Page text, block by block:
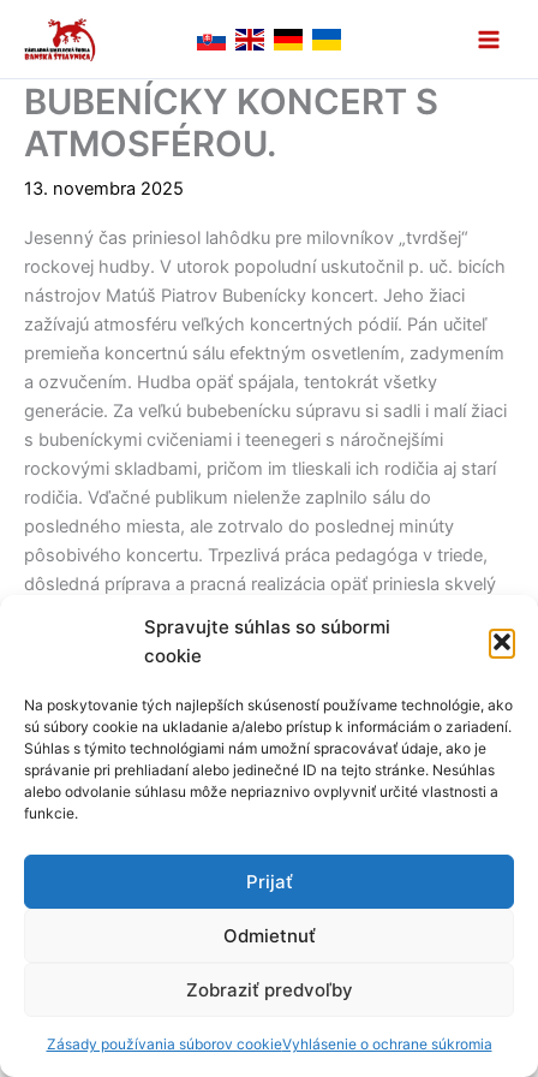
Spravujte súhlas so súbormi
cookie
Na poskytovanie tých najlepších skúseností používame technológie, ako
sú súbory cookie na ukladanie a/alebo prístup k informáciám o zariadení.
Súhlas s týmito technológiami nám umožní spracovávať údaje, ako je
správanie pri prehliadaní alebo jedinečné ID na tejto stránke. Nesúhlas
alebo odvolanie súhlasu môže nepriaznivo ovplyvniť určité vlastnosti a
funkcie.
Prijať
Odmietnuť
Zobraziť predvoľby
Zásady používania súborov cookieVyhlásenie o ochrane súkromia
BUBENÍCKY KONCERT S
ATMOSFÉROU.
13. novembra 2025
Jesenný čas priniesol lahôdku pre milovníkov „tvrdšej“
rockovej hudby. V utorok popoludní uskutočnil p. uč. bicích
nástrojov Matúš Piatrov Bubenícky koncert. Jeho žiaci
zažívajú atmosféru veľkých koncertných pódií. Pán učiteľ
premieňa koncertnú sálu efektným osvetlením, zadymením
a ozvučením. Hudba opäť spájala, tentokrát všetky
generácie. Za veľkú bubebenícku súpravu si sadli i malí žiaci
s bubeníckymi cvičeniami i teenegeri s náročnejšími
rockovými skladbami, pričom im tlieskali ich rodičia aj starí
rodičia. Vďačné publikum nielenže zaplnilo sálu do
posledného miesta, ale zotrvalo do poslednej minúty
pôsobivého koncertu. Trpezlivá práca pedagóga v triede,
dôsledná príprava a pracná realizácia opäť priniesla skvelý
← Predchádzajúci článok Ďalší článok→
© 2023-2026 Základná umelecká škola Banská Štiavnica